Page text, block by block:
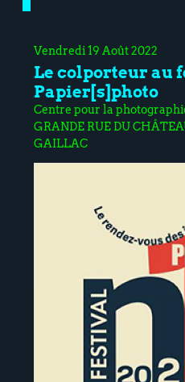
Vendredi 19 Août 2022
Le colporteur au
Papier[s]photo
Centre pour la
GRANDE RUE DU
GAILLAC